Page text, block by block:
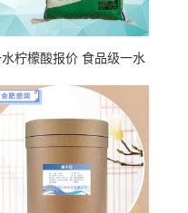
柠檬酸报价 食品级一水